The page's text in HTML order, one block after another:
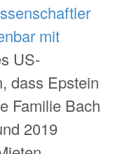
mit
US-
dass Epstein
Familie Bach
2019